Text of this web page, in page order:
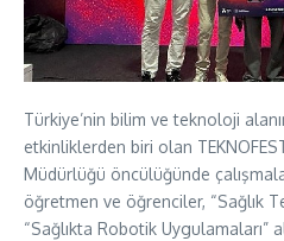
Türkiye’nin bilim ve teknoloji
etkinliklerden biri olan
Müdürlüğü öncülüğünde
öğretmen ve öğrenciler, “Sağlık
“Sağlıkta Robotik Uygulamaları”